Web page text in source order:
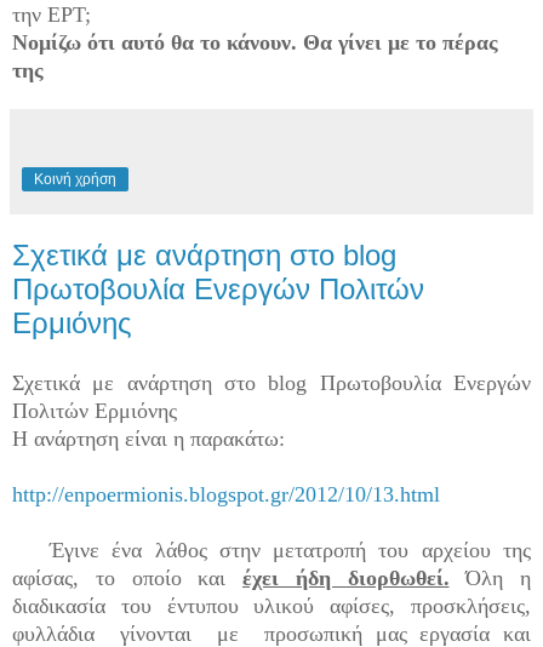
την ΕΡΤ;
Νομίζω ότι αυτό θα το κάνουν. Θα γίνει με το πέρας
της
Κοινή χρήση
Σχετικά με ανάρτηση στο blog
Πρωτοβουλία Ενεργών Πολιτών
Ερμιόνης
Σχετικά με ανάρτηση στο blog Πρωτοβουλία Ενεργών
Πολιτών Ερμιόνης
Η ανάρτηση είναι η παρακάτω:
http://enpoermionis.blogspot.gr/2012/10/13.html
Έγινε ένα λάθος στην μετατροπή του αρχείου της
αφίσας, το οποίο και έχει ήδη διορθωθεί. Όλη η
διαδικασία του έντυπου υλικού αφίσες, προσκλήσεις,
φυλλάδια γίνονται με προσωπική μας εργασία και